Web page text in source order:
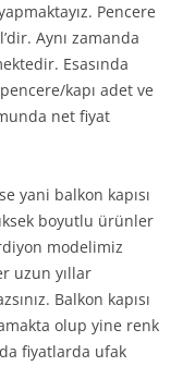
Pencere
Aynı zamanda
Esasında
kapı adet ve
net fiyat
yani balkon kapısı
boyutlu ürünler
modelimiz
uzun yıllar
Balkon kapısı
olup yine renk
fiyatlarda ufak